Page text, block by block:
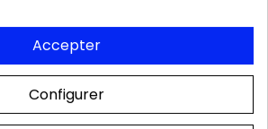
au meilleur prix
Accepter
Configurer